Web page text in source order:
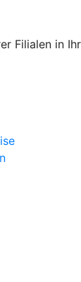
Filialen in